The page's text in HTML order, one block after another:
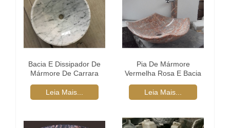
Bacia E Dissipador De
Mármore De Carrara
Leia Mais...
Pia De Mármore
Vermelha Rosa E Bacia
Leia Mais...